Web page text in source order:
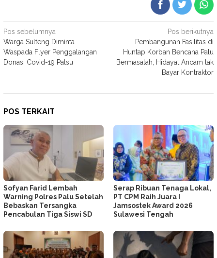
Navigasi
pos
Pos sebelumnya
Warga Sulteng Diminta
Waspada Flyer Penggalangan
Donasi Covid-19 Palsu
Pos berikutnya
Pembangunan Fasilitas di
Huntap Korban Bencana Palu
Bermasalah, Hidayat Ancam tak
Bayar Kontraktor
POS TERKAIT
Sofyan Farid Lembah
Warning Polres Palu Setelah
Bebaskan Tersangka
Pencabulan Tiga Siswi SD
Serap Ribuan Tenaga Lokal,
PT CPM Raih Juara I
Jamsostek Award 2026
Sulawesi Tengah